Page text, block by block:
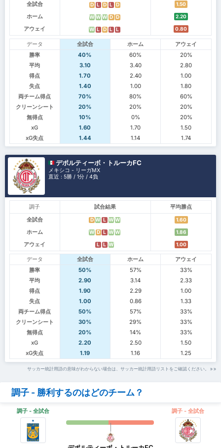
全試合
D L D L D 1.50
ホーム WWW D D 2.20
アウェイ W L D L L 0.80
データ 全試合 ホーム
アウェイ
勝率
40% 60%
20%
平均
3.10 3.40
2.80
得点
1.70 2.40
1.00
失点
1.40 1.00
1.80
両チーム得点
70% 80%
60%
クリーンシート
20% 20%
20%
無得点
10% 0%
20%
xG
1.60 1.70
1.50
xG失点
1.44 1.14 1.74
デポルティーボ・トルーカFC
メキシコ - リーガMX
直近 : 5勝 / 1分 / 4負
調子 試合結果
平均勝点
全試合
D W L WW 1.60
ホーム W D L WW 1.86
アウェイ L L W 1.00
データ 全試合 ホーム
アウェイ
勝率
50% 57%
33%
平均
2.90 3.14
2.33
得点
1.90 2.29
1.00
失点
1.00 0.86
1.33
両チーム得点
50% 57%
33%
クリーンシート
30% 29%
33%
無得点
20% 14%
33%
xG
2.20 2.50
1.50
xG失点
1.19 1.16 1.25
サッカー統計用語の意味がわからない場合は、サッカー統計用語リストをご確認ください。
調子 - 勝利するのはどのチーム？
調子 - 全試合 調子 - 全試合